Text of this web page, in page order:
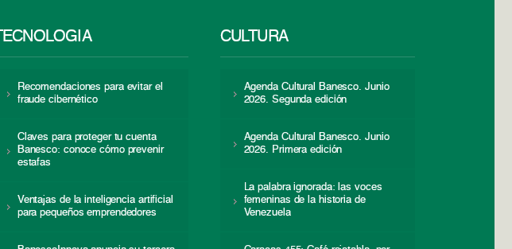
TECNOLOGÍA
Recomendaciones para evitar el
fraude cibernético
Claves para proteger tu cuenta
Banesco: conoce cómo prevenir
estafas
Ventajas de la inteligencia artificial
para pequeños emprendedores
CULTURA
Agenda Cultural Banesco. Junio
2026. Segunda edición
Agenda Cultural Banesco. Junio
2026. Primera edición
La palabra ignorada: las voces
femeninas de la historia de
Venezuela